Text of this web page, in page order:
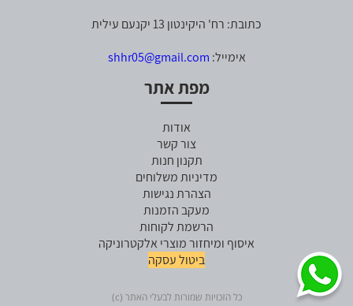
כתובת: רח' היקינטון 13 יקנעם עילית
אימייל: shhr05@gmail.com
מפת אתר
אודות
צור קשר
תקנון חנות
מדיניות משלוחים
הצהרת נגישות
מעקב הזמנות
הרשמת לקוחות
איסוף ומיחזור מוצרי אלקטרוניקה
ביטול עסקה
כל הזכויות שמורות לבעלי האתר (c)